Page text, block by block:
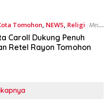
Tomohon, NEWS, Religi Mei
Caroll Dukung Penuh
Retel Rayon Tomohon